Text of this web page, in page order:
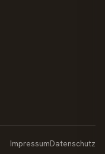
ImpressumDatenschutz